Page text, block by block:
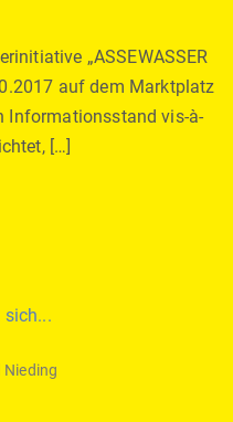
„ASSEWASSER
auf dem Marktplatz
Informationsstand vis-à-
[…]
Nieding